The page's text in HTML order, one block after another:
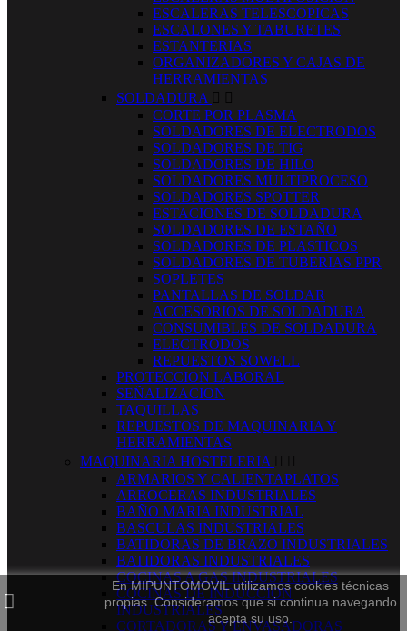
En MIPUNTOMOVIL utilizamos cookies técnicas
propias. Consideramos que si continua navegando
acepta su uso.
ESCALERAS TELESCOPICAS
ESCALONES Y TABURETES
ESTANTERIAS
ORGANIZADORES Y CAJAS DE
HERRAMIENTAS
SOLDADURA  
CORTE POR PLASMA
SOLDADORES DE ELECTRODOS
SOLDADORES DE TIG
SOLDADORES DE HILO
SOLDADORES MULTIPROCESO
SOLDADORES SPOTTER
ESTACIONES DE SOLDADURA
SOLDADORES DE ESTAÑO
SOLDADORES DE PLASTICOS
SOLDADORES DE TUBERIAS PPR
SOPLETES
PANTALLAS DE SOLDAR
ACCESORIOS DE SOLDADURA
CONSUMIBLES DE SOLDADURA
ELECTRODOS
REPUESTOS SOWELL
PROTECCION LABORAL
SEÑALIZACION
TAQUILLAS
REPUESTOS DE MAQUINARIA Y
HERRAMIENTAS
MAQUINARIA HOSTELERIA  
ARMARIOS Y CALIENTAPLATOS
ARROCERAS INDUSTRIALES
BAÑO MARIA INDUSTRIAL
BASCULAS INDUSTRIALES
BATIDORAS DE BRAZO INDUSTRIALES
BATIDORAS INDUSTRIALES
COCINAS A GAS INDUSTRIALES
COCINAS DE INDUCCION
INDUSTRIALES
CORTADORAS Y ENVASADORAS